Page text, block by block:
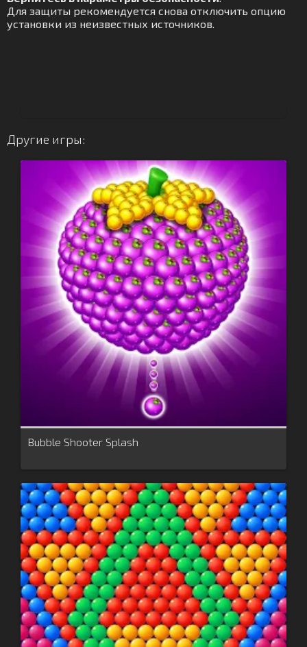
Для защиты рекомендуется снова отключить опцию
установки из неизвестных источников.
Другие игры:
Bubble Shooter Splash